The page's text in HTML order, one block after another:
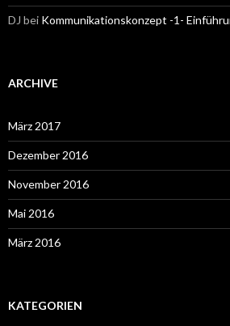
DJ bei Kommunikationskonzept -1-
ARCHIVE
März 2017
Dezember 2016
November 2016
Mai 2016
März 2016
KATEGORIEN